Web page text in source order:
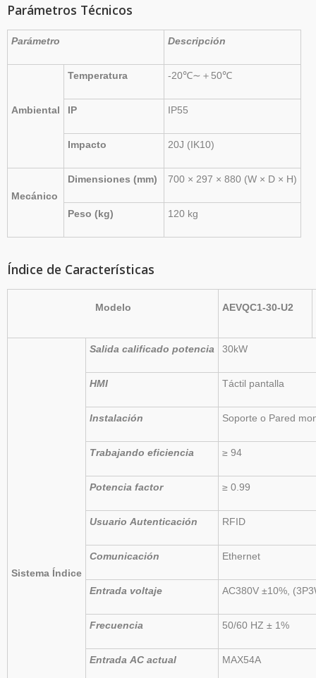
Parámetros Técnicos
Parámetro Descripción
Ambiental
Temperatura -20℃∼ ＋ 50℃
IP IP55
Impacto 20J (IK10)
Mecánico
Dimensiones (mm) 700 × 297 × 880 (W × D × H)
Peso (kg) 1 20 kg
Índice de Características
Modelo AEVQC1-30-U2
Sistema Índice
Salida calificado potencia 30kW
HMI Táctil pantalla
Instalación Soporte o Pared
Trabajando eficiencia ≥ 94
Potencia factor ≥ 0.99
Usuario Autenticación RFID
Comunicación Ethernet
Entrada voltaje AC380V ±10%,
Frecuencia 50/60 HZ ± 1%
Entrada AC actual MAX54A